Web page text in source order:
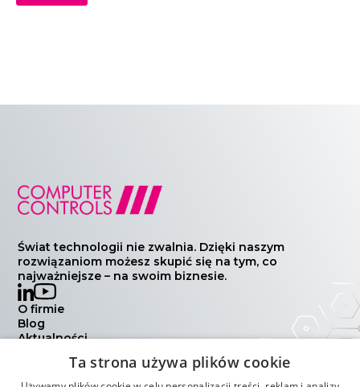
Świat technologii nie zwalnia. Dzięki naszym
rozwiązaniom możesz skupić się na tym, co
najważniejsze – na swoim biznesie.
O firmie
Blog
Aktualności
Polityka prywatności
Ta strona używa plików cookie